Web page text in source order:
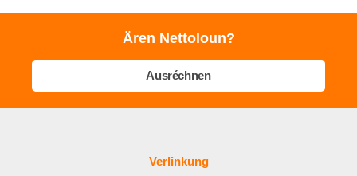
Ären Nettoloun?
Ausréchnen
Verlinkung